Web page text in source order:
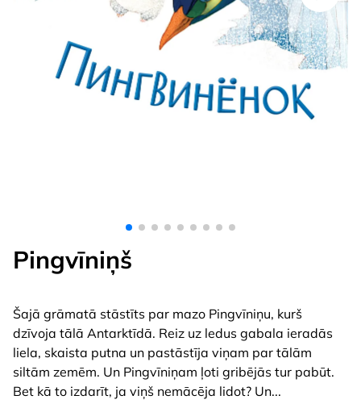
Pingvīniņš
Šajā grāmatā stāstīts par mazo Pingvīniņu, kurš
dzīvoja tālā Antarktīdā. Reiz uz ledus gabala ieradās
liela, skaista putna un pastāstīja viņam par tālām
siltām zemēm. Un Pingvīniņam ļoti gribējās tur pabūt.
Bet kā to izdarīt, ja viņš nemācēja lidot? Un...